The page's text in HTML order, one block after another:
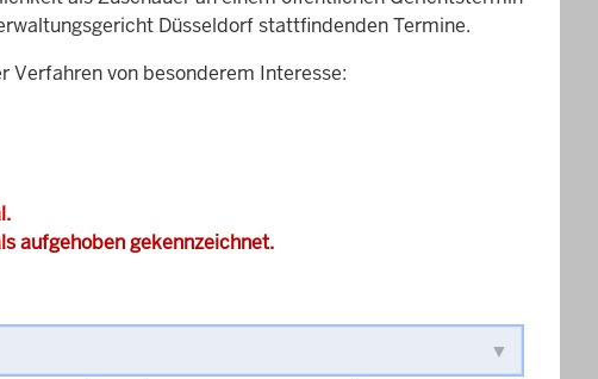
Düsseldorf stattfindenden Termine.
Verfahren von besonderem Interesse:
aufgehoben gekennzeichnet.